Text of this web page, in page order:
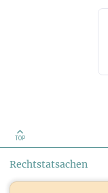
TOP
Rechtstatsachen